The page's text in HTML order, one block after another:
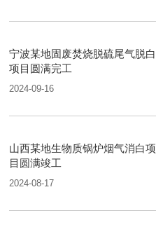
宁波某地固废焚烧脱硫尾气脱白
项目圆满完工
2024-09-16
山西某地生物质锅炉烟气消白项
目圆满竣工
2024-08-17